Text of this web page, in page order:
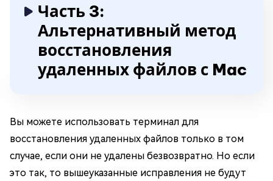
Часть 3:
Альтернативный метод
восстановления
удаленных файлов с Mac
Вы можете использовать терминал для
восстановления удаленных файлов только в том
случае, если они не удалены безвозвратно. Но если
это так, то вышеуказанные исправления не будут